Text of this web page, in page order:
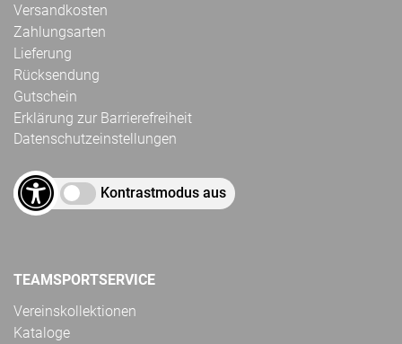
Versandkosten
Zahlungsarten
Lieferung
Rücksendung
Gutschein
Erklärung zur Barrierefreiheit
Datenschutzeinstellungen
Kontrastmodus aus
TEAMSPORTSERVICE
Vereinskollektionen
Kataloge